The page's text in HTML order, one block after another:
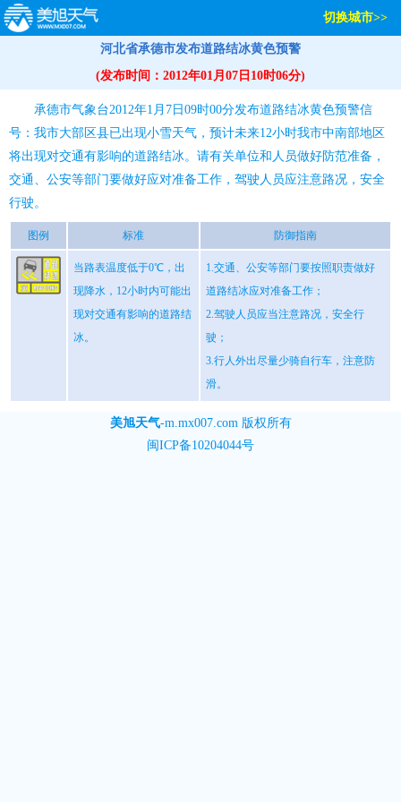
切换城市>>
河北省承德市发布道路结冰黄色预警
(发布时间：2012年01月07日10时06分)
承德市气象台2012年1月7日09时00分发布道路结冰黄色预警信
号：我市大部区县已出现小雪天气，预计未来12小时我市中南部地区
将出现对交通有影响的道路结冰。请有关单位和人员做好防范准备，
交通、公安等部门要做好应对准备工作，驾驶人员应注意路况，安全
行驶。
图例 标准 防御指南
当路表温度低于0℃，出
现降水，12小时内可能出
现对交通有影响的道路结
冰。
1.交通、公安等部门要按照职责做好
道路结冰应对准备工作；
2.驾驶人员应当注意路况，安全行
驶；
3.行人外出尽量少骑自行车，注意防
滑。
美旭天气-m.mx007.com版权所有
闽ICP备10204044号